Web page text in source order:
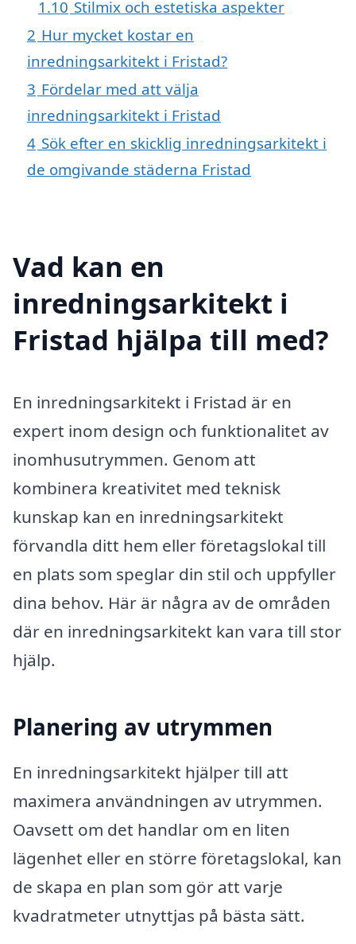
1.10 Stilmix och estetiska aspekter
2 Hur mycket kostar en
inredningsarkitekt i Fristad?
3 Fördelar med att välja
inredningsarkitekt i Fristad
4 Sök efter en skicklig inredningsarkitekt i
de omgivande städerna Fristad
Vad kan en
inredningsarkitekt i
Fristad hjälpa till med?
En inredningsarkitekt i Fristad är en
expert inom design och funktionalitet av
inomhusutrymmen. Genom att
kombinera kreativitet med teknisk
kunskap kan en inredningsarkitekt
förvandla ditt hem eller företagslokal till
en plats som speglar din stil och uppfyller
dina behov. Här är några av de områden
där en inredningsarkitekt kan vara till stor
hjälp.
Planering av utrymmen
En inredningsarkitekt hjälper till att
maximera användningen av utrymmen.
Oavsett om det handlar om en liten
lägenhet eller en större företagslokal, kan
de skapa en plan som gör att varje
kvadratmeter utnyttjas på bästa sätt.